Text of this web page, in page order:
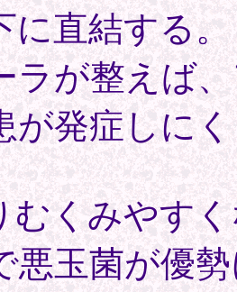
直結する。
ラが整えば
が発症しに
くみやす
悪玉菌が優